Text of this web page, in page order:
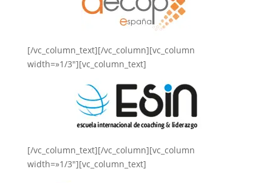
[/vc_column_text][/vc_column][vc_column
width=»1/3″][vc_column_text]
[/vc_column_text][/vc_column][vc_column
width=»1/3″][vc_column_text]